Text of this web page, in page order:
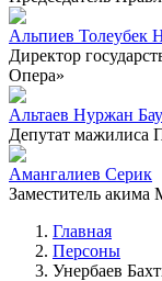
Альпиев Толеубек
Директор
Опера»
Альтаев Нуржан
Депутат мажилиса
Амангалиев Серик
Заместитель акима
Главная
Персоны
Унербаев